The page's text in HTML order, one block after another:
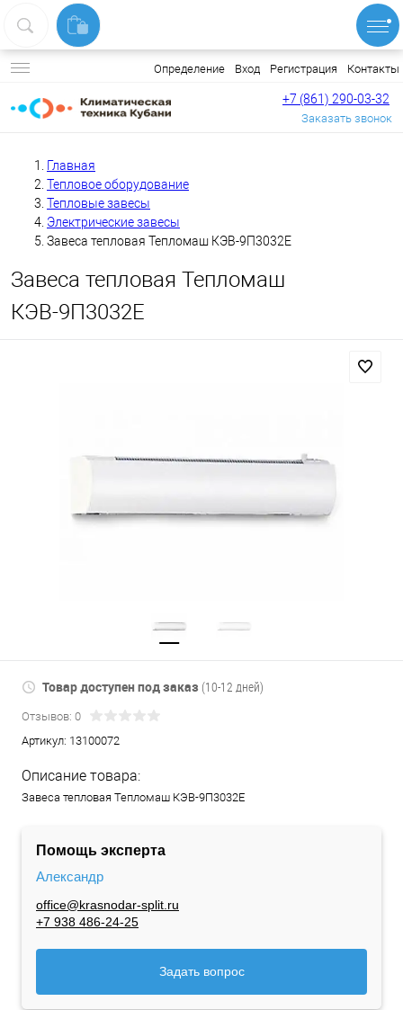
Определение Вход Регистрация Контакты
+7 (861) 290-03-32
Заказать звонок
Главная
Тепловое оборудование
Тепловые завесы
Электрические завесы
Завеса тепловая Тепломаш КЭВ-9П3032Е
Завеса тепловая Тепломаш
КЭВ-9П3032Е
Товар доступен под заказ (10-12 дней)
Отзывов: 0
Артикул: 13100072
Описание товара:
Завеса тепловая Тепломаш КЭВ-9П3032Е
Помощь эксперта
Александр
office@krasnodar-split.ru
+7 938 486-24-25
Задать вопрос